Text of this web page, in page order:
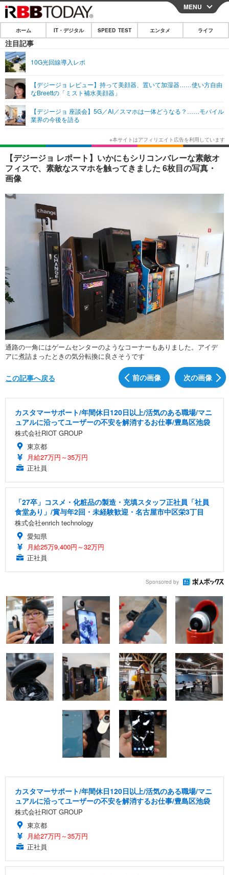
CLOSE
ホーム
IT・デジタル
ネタ
ショッピング その他
SPEED TEST
エンタメ
エンタメTOP
韓国・芸能
音楽 スポーツ
ライフ
ライフTOP グルメ
ペット ショッピング
リリース一覧
プッシュ通知の停止方法
MENU
ホーム IT・デジタル SPEED TEST エンタメ ライフ
注目記事
10G光回線導入レポ
【デジージョ レビュー】持って美顔器、置いて加湿器……使い方自由
なBreettの「ミスト補水美顔器」
【デジージョ 座談会】5G／AI／スマホは一体どうなる？……モバイル
業界の今後を語る
【デジージョ レポート】いかにもシリコンバレーな素敵オ
フィスで、素敵なスマホを触ってきました 6枚目の写真・
画像
通路の一角にはゲームセンターのようなコーナーもありました。アイデ
アに煮詰まったときの気分転換に良さそうです
前の画像 次の画像
この記事へ戻る
カスタマーサポート/年間休日120日以上/活気のある職場/マニ
ュアルに沿ってユーザーの不安を解消するお仕事/豊島区池袋
株式会社RIOT GROUP
東京都
月給27万円～35万円
正社員
「27卒」コスメ・化粧品の製造・充填スタッフ正社員「社員
食堂あり」/賞与年2回・未経験歓迎・名古屋市中区栄3丁目
株式会社enrich technology
愛知県
月給25万9,400円～32万円
正社員
Sponsored by
カスタマーサポート/年間休日120日以上/活気のある職場/マニ
ュアルに沿ってユーザーの不安を解消するお仕事/豊島区池袋
株式会社RIOT GROUP
東京都
月給27万円～35万円
正社員